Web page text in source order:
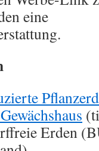
eine
Erden